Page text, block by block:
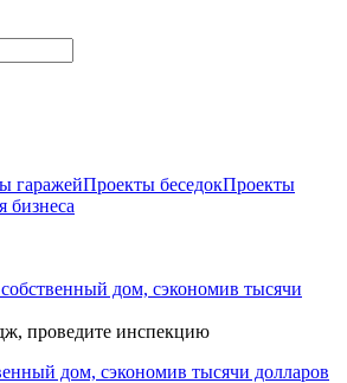
гаражейПроекты беседокПроекты
бизнеса
дом, сэкономив тысячи
проведите инспекцию
дом, сэкономив тысячи долларов